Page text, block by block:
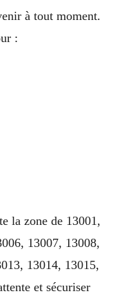
à tout moment.
:
la zone de 13001,
13007, 13008,
13014, 13015,
et sécuriser